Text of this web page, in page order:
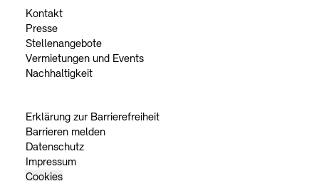
Kontakt
Presse
Stellenangebote
Vermietungen und Events
Nachhaltigkeit
Erklärung zur Barrierefreiheit
Barrieren melden
Datenschutz
Impressum
Cookies